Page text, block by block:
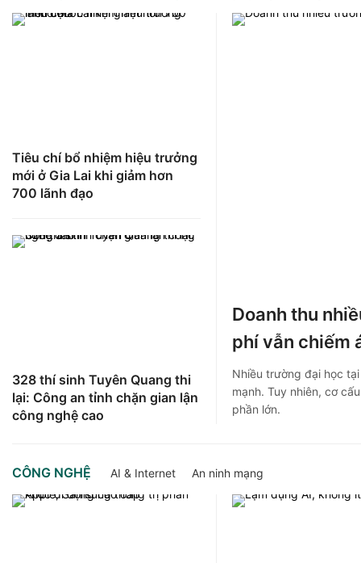
Doanh thu
phí vẫn chiếm
Nhiều trường đại học
mạnh. Tuy nhiên, cơ
phần lớn.
Tiêu chí bổ nhiệm hiệu trưởng
mới ở Gia Lai khi giảm hơn
700 lãnh đạo
328 thí sinh Tuyên Quang thi
lại: Công an tỉnh chặn gian lận
công nghệ cao
CÔNG NGHỆ AI & Internet An ninh mạng